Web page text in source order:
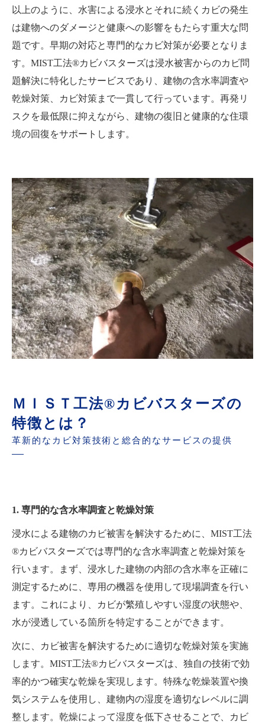
以上のように、水害による浸水とそれに続くカビの発生
は建物へのダメージと健康への影響をもたらす重大な問
題です。早期の対応と専門的なカビ対策が必要となりま
す。MIST工法®カビバスターズは浸水被害からのカビ問
題解決に特化したサービスであり、建物の含水率調査や
乾燥対策、カビ対策まで一貫して行っています。再発リ
スクを最低限に抑えながら、建物の復旧と健康的な住環
境の回復をサポートします。
ＭＩＳＴ工法®カビバスターズの
特徴とは？
革新的なカビ対策技術と総合的なサービスの提供
1. 専門的な含水率調査と乾燥対策
浸水による建物のカビ被害を解決するために、MIST工法
®カビバスターズでは専門的な含水率調査と乾燥対策を
行います。まず、浸水した建物の内部の含水率を正確に
測定するために、専用の機器を使用して現場調査を行い
ます。これにより、カビが繁殖しやすい湿度の状態や、
水が浸透している箇所を特定することができます。
次に、カビ被害を解決するために適切な乾燥対策を実施
します。MIST工法®カビバスターズは、独自の技術で効
率的かつ確実な乾燥を実現します。特殊な乾燥装置や換
気システムを使用し、建物内の湿度を適切なレベルに調
整します。乾燥によって湿度を低下させることで、カビ